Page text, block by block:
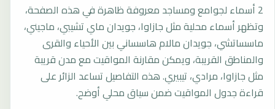
2 أسماء لجوامع ومساجد معروفة ظاهرة في هذه الصفحة،
وتظهر أسماء محلية مثل جازاوا، جويدان ماي تشيبي، ماجيني،
ماسساتشي، جويدان مالام هاسساني بين الأحياء والقرى
والمناطق القريبة، ويمكن مقارنة المواقيت مع مدن قريبة
مثل جازاوا، مرادي، تيبيري. هذه التفاصيل تساعد الزائر على
قراءة جدول المواقيت ضمن سياق محلي أوضح.